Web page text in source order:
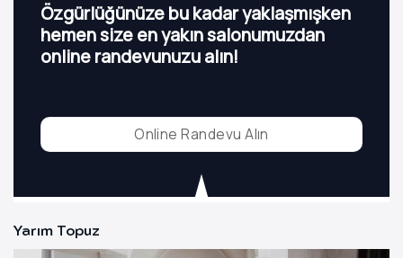
Özgürlüğünüze bu kadar yaklaşmışken
hemen size en yakın salonumuzdan
online randevunuzu alın!
Online Randevu Alın
Yarım Topuz